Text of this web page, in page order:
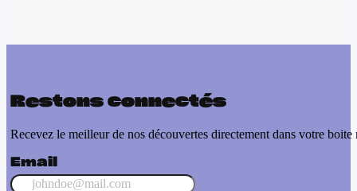
Restons connectés
Recevez le meilleur de nos découvertes directement dans votre boite
Email